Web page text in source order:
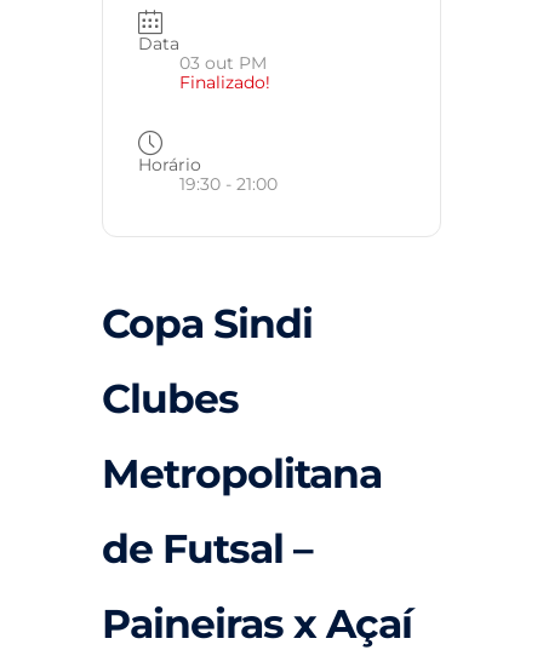
Data
03 out PM
Finalizado!
Horário
19:30 - 21:00
Copa Sindi
Clubes
Metropolitana
de Futsal –
Paineiras x Açaí